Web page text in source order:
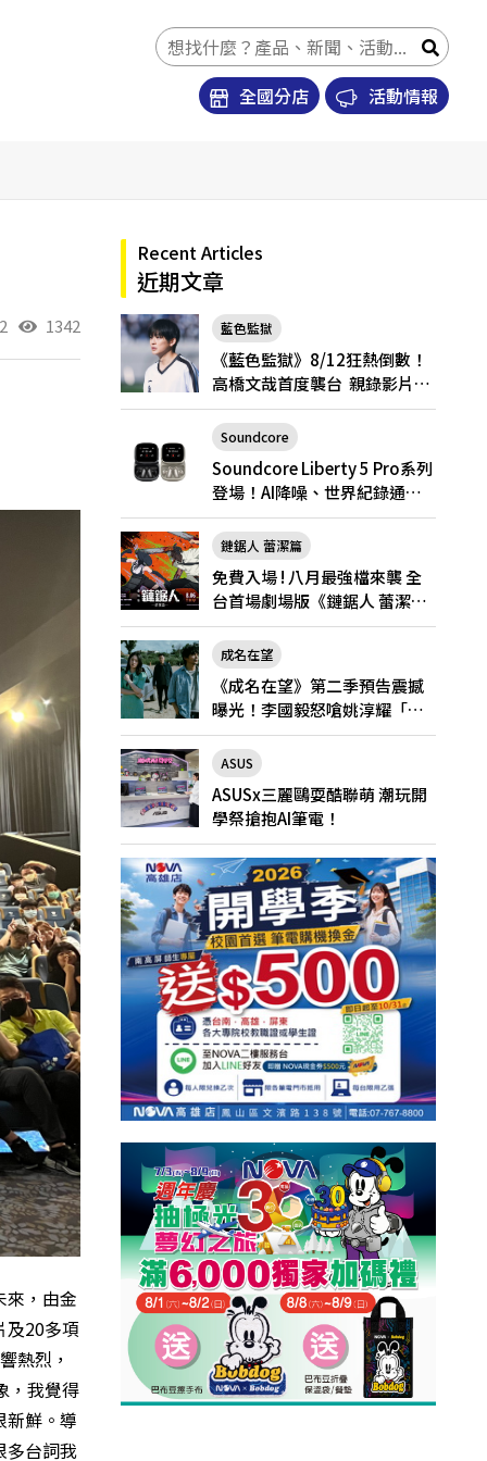
活動情報
全國分店
1342
來，由金
及20多項
熱烈，
，我覺得
新鮮。導
多台詞我
Recent Articles
近期文章
藍色監獄
《藍色監獄》8/12狂熱倒數！
高橋文哉首度襲台 親錄影片喊
話台粉「戲院見」
Soundcore
Soundcore Liberty 5 Pro
Soundcore Liberty 5 Pro系列
登場！AI降噪、世界紀錄通
話，Pro與Pro Max怎麼選？
鏈鋸人 蕾潔篇
免費入場 ! 八月最強檔來襲 全
台首場劇場版《鏈鋸人 蕾潔
篇》快閃店就在新光三越台北
南西一館8/6限定登場
成名在望
《成名在望》第二季預告震撼
曝光！李國毅怒嗆姚淳耀「當
邱家的狗」兄弟情決裂
ASUS
ASUSx三麗鷗耍酷聯萌 潮玩開
學祭搶抱AI筆電！